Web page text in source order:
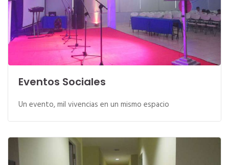
Eventos Sociales
Un evento, mil vivencias en un mismo espacio